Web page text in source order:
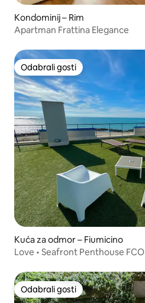
Kondominij – Rim
Apartman Frattina Elegance
Odabrali gosti
Odabrali gosti
Kuća za odmor – Fiumicino
Love • Seafront Penthouse FCO
Odabrali gosti
Odabrali gosti